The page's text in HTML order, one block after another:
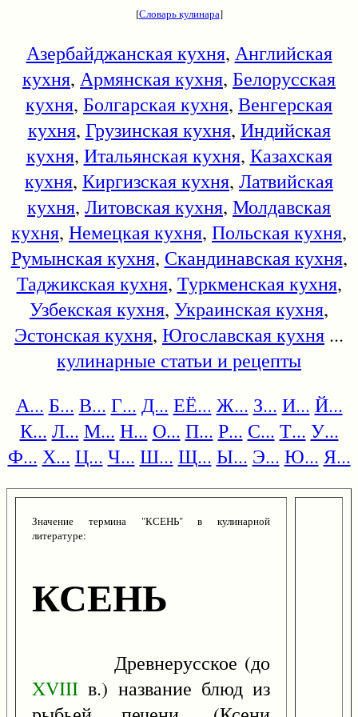
[Словарь кулинара]
Азербайджанская кухня, Английская
кухня, Армянская кухня, Белорусская
кухня, Болгарская кухня, Венгерская
кухня, Грузинская кухня, Индийская
кухня, Итальянская кухня, Казахская
кухня, Киргизская кухня, Латвийская
кухня, Литовская кухня, Молдавская
кухня, Немецкая кухня, Польская кухня,
Румынская кухня, Скандинавская кухня,
Таджикская кухня, Туркменская кухня,
Узбекская кухня, Украинская кухня,
Эстонская кухня, Югославская кухня ...
кулинарные статьи и рецепты
А... Б... В... Г... Д... ЕЁ... Ж... З... И... Й...
К... Л... М... Н... О... П... Р... С... Т... У...
Ф... Х... Ц... Ч... Ш... Щ... Ы... Э... Ю... Я...
Значение термина "КСЕНЬ" в кулинарной
литературе:
КСЕНЬ
Древнерусское (до
XVIII в.) название блюд из